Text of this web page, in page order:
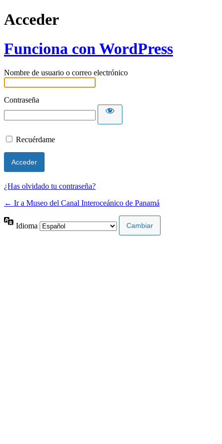
Acceder
Funciona con WordPress
Nombre de usuario o correo electrónico
Contraseña
Recuérdame
¿Has olvidado tu contraseña?
← Ir a Museo del Canal Interoceánico de Panamá
Idioma